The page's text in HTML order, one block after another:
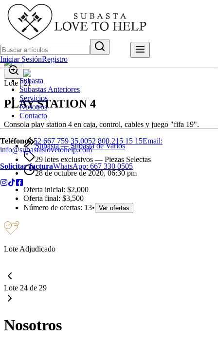
Iniciar SesiónRegistro
Subasta
Subastas Anteriores
Servicios
Nosotros
Contacto
Teléfonos:52 667 759 35 0052 800 215 15 15Email:
info@subastaslovetohelp.com
Solicitar facturaWhatsApp: 667 330 0505
Lote |21
PLAY STATION 4
Consola play station 4 en caja, control, cables y juego "fifa 19".
Subasta —Subasta de Varios
29 lotes exclusivos — Piezas Selectas
28 de octubre de 2020, 06:30 pm
Oferta inicial: $2,000
Oferta final: $3,500
Número de ofertas: 13• Ver ofertas
Lote Adjudicado
Lote 24 de 29
Nosotros